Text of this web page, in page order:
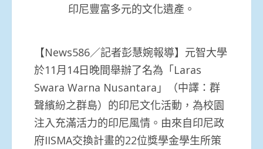
印尼豐富多元的文化遺產。
【News586／記者彭慧婉報導】元智大學
於11月14日晚間舉辦了名為「Laras
Swara Warna Nusantara」（中譯：群
聲繽紛之群島）的印尼文化活動，為校園
注入充滿活力的印尼風情。由來自印尼政
府IISMA交換計畫的22位獎學金學生所策